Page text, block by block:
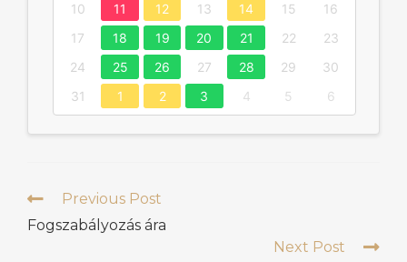
10
11 12 13 14 15
16
17
18 19 20 21 22
23
24
25 26 27 28 29
30
31
1 2 3 4 5 6
Previous Post
Fogszabályozás ára
Next Post